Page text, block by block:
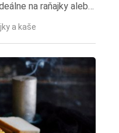
na raňajky alebo
a kaše